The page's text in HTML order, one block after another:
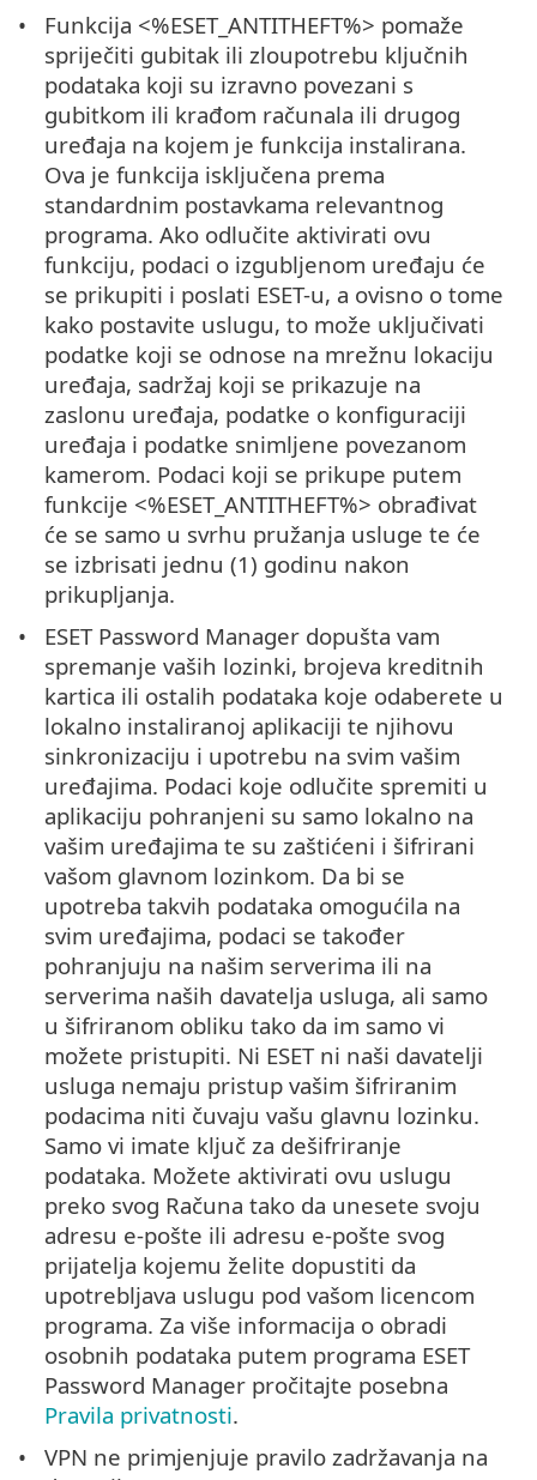
Funkcija <%ESET_ANTITHEFT%> pomaže
spriječiti gubitak ili zloupotrebu ključnih
podataka koji su izravno povezani s
gubitkom ili krađom računala ili drugog
uređaja na kojem je funkcija instalirana.
Ova je funkcija isključena prema
standardnim postavkama relevantnog
programa. Ako odlučite aktivirati ovu
funkciju, podaci o izgubljenom uređaju će
se prikupiti i poslati ESET-u, a ovisno o tome
kako postavite uslugu, to može uključivati
podatke koji se odnose na mrežnu lokaciju
uređaja, sadržaj koji se prikazuje na
zaslonu uređaja, podatke o konfiguraciji
uređaja i podatke snimljene povezanom
kamerom. Podaci koji se prikupe putem
funkcije <%ESET_ANTITHEFT%> obrađivat
će se samo u svrhu pružanja usluge te će
se izbrisati jednu (1) godinu nakon
prikupljanja.
ESET Password Manager dopušta vam
spremanje vaših lozinki, brojeva kreditnih
kartica ili ostalih podataka koje odaberete u
lokalno instaliranoj aplikaciji te njihovu
sinkronizaciju i upotrebu na svim vašim
uređajima. Podaci koje odlučite spremiti u
aplikaciju pohranjeni su samo lokalno na
vašim uređajima te su zaštićeni i šifrirani
vašom glavnom lozinkom. Da bi se
upotreba takvih podataka omogućila na
svim uređajima, podaci se također
pohranjuju na našim serverima ili na
serverima naših davatelja usluga, ali samo
u šifriranom obliku tako da im samo vi
možete pristupiti. Ni ESET ni naši davatelji
usluga nemaju pristup vašim šifriranim
podacima niti čuvaju vašu glavnu lozinku.
Samo vi imate ključ za dešifriranje
podataka. Možete aktivirati ovu uslugu
preko svog Računa tako da unesete svoju
adresu e-pošte ili adresu e-pošte svog
prijatelja kojemu želite dopustiti da
upotrebljava uslugu pod vašom licencom
programa. Za više informacija o obradi
osobnih podataka putem programa ESET
Password Manager pročitajte posebna
Pravila privatnosti.
VPN ne primjenjuje pravilo zadržavanja na